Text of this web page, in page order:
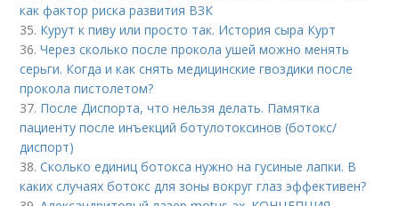
как фактор риска развития ВЗК
35. Курут к пиву или просто так. История сыра Курт
36.Через сколько после прокола ушей можно менять
серьги. Когда и как снять медицинские гвоздики после
прокола пистолетом?
37. После Диспорта, что нельзя делать. Памятка
пациенту после инъекций ботулотоксинов (ботокс/
диспорт)
38.Сколько единиц ботокса нужно на гусиные лапки. В
каких случаях ботокс для зоны вокруг глаз эффективен?